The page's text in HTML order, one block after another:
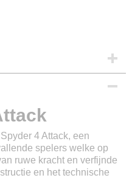
4 Attack, een
spelers welke op
ruwe kracht en verfijnde
en het technische